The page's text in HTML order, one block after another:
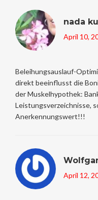
nada
April 10,
Beleihungsauslauf-
direkt beeinflusst die
der Muskelhypothek:
Leistungsverzeichnisse,
Anerkennungswert!!!
April 12,